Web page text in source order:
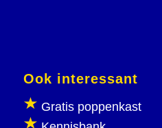
Ook interessant
Gratis poppenkast